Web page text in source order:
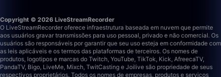
Copyright © 2026 LiveStreamRecorder
O LiveStreamRecorder oferece infraestrutura baseada em nuvem que permite
aos usuários gravar transmissões para uso pessoal, privado e não comercial. Os
usuários são responsáveis por garantir que seu uso esteja em conformidade com
as leis aplicáveis e os termos das plataformas de terceiros. Os nomes de
produtos, logotipos e marcas do Twitch, YouTube, TikTok, Kick, AfreecaTV,
PandaTV, Bigo, LiveMe, Mixch, TwitCasting e Joilive são propriedade de seus
respectivos proprietários. Todos os nomes de empresas, produtos e serviços